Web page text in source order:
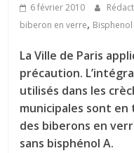
6 février 2010
biberon en verre, Bisphenol
La Ville de Paris
précaution.
utilisés dans les
municipales sont en
des biberons en
sans bisphénol A.